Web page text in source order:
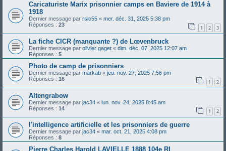
Caricaturiste Marix prisonnier camps en Baviere de 1914 à
1918
Dernier message par rslc55 « mer. déc. 31, 2025 5:38 pm
Réponses : 23 1 2 3
La fiche CICR (manquante ?) de Lœvenbruck
Dernier message par olivier gaget « dim. déc. 07, 2025 12:07 am
Réponses : 5
Photo de camp de prisonniers
Dernier message par markab « jeu. nov. 27, 2025 7:56 pm
Réponses : 16 1 2
Altengrabow
Dernier message par jac34 « lun. nov. 24, 2025 8:45 am
Réponses : 14 1 2
l'intelligence artificielle et les prisonniers de guerre
Dernier message par jac34 « mar. oct. 21, 2025 4:08 pm
Réponses : 8
Pierre Charles Harold LAVIELLE 1888 104e RI